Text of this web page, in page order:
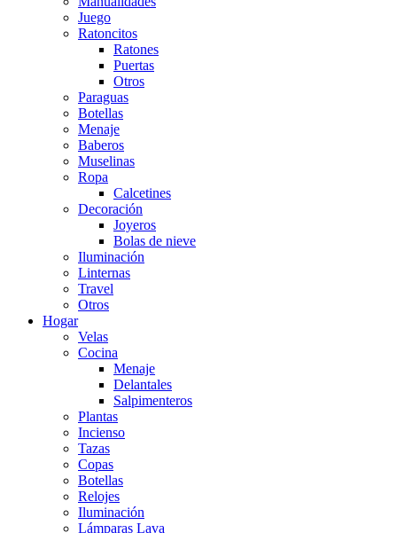
Juego
Ratoncitos
Ratones
Puertas
Otros
Paraguas
Botellas
Menaje
Baberos
Muselinas
Ropa
Calcetines
Decoración
Joyeros
Bolas de nieve
Iluminación
Linternas
Travel
Otros
Hogar
Velas
Cocina
Menaje
Delantales
Salpimenteros
Plantas
Incienso
Tazas
Copas
Botellas
Relojes
Iluminación
Lámparas Lava